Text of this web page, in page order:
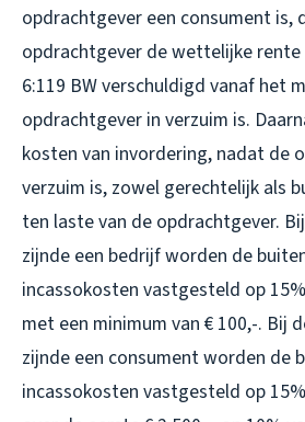
opdrachtgever een consument is,
opdrachtgever de wettelijke
6:119 BW verschuldigd vanaf het
opdrachtgever in verzuim is.
kosten van invordering, nadat de
verzuim is, zowel gerechtelijk als
ten laste van de opdrachtgever.
zijnde een bedrijf worden de
incassokosten vastgesteld op
met een minimum van € 100,-. Bij
zijnde een consument worden de
incassokosten vastgesteld op